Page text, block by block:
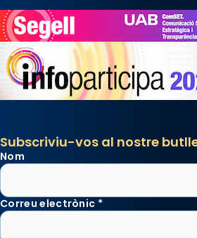
Subscriviu-vos al nostre
Nom
Correu electrònic *